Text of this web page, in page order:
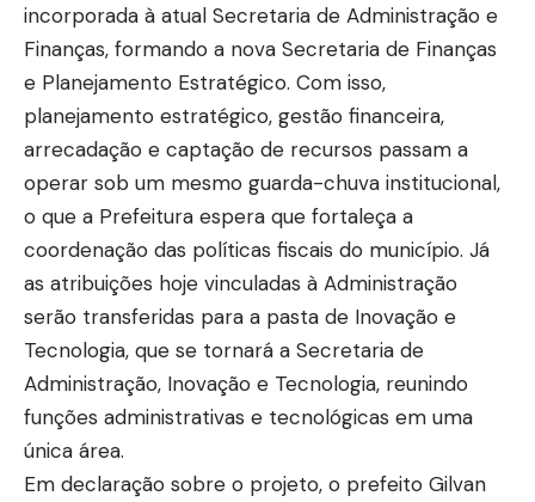
incorporada à atual Secretaria de Administração e
Finanças, formando a nova Secretaria de Finanças
e Planejamento Estratégico. Com isso,
planejamento estratégico, gestão financeira,
arrecadação e captação de recursos passam a
operar sob um mesmo guarda-chuva institucional,
o que a Prefeitura espera que fortaleça a
coordenação das políticas fiscais do município. Já
as atribuições hoje vinculadas à Administração
serão transferidas para a pasta de Inovação e
Tecnologia, que se tornará a Secretaria de
Administração, Inovação e Tecnologia, reunindo
funções administrativas e tecnológicas em uma
única área.
Em declaração sobre o projeto, o prefeito Gilvan